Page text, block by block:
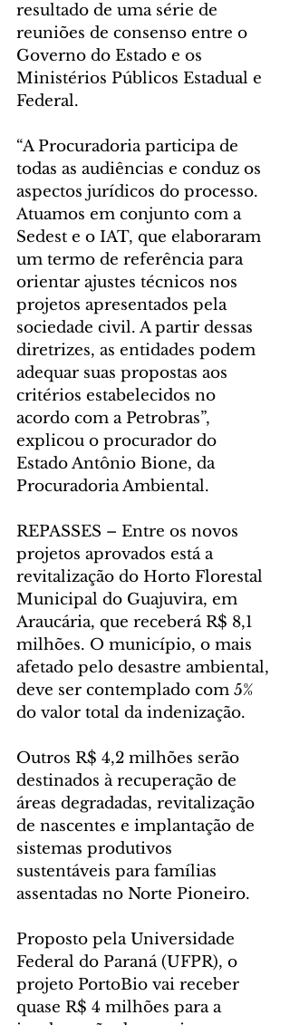
resultado de uma série de
reuniões de consenso entre o
Governo do Estado e os
Ministérios Públicos Estadual e
Federal.
“A Procuradoria participa de
todas as audiências e conduz os
aspectos jurídicos do processo.
Atuamos em conjunto com a
Sedest e o IAT, que elaboraram
um termo de referência para
orientar ajustes técnicos nos
projetos apresentados pela
sociedade civil. A partir dessas
diretrizes, as entidades podem
adequar suas propostas aos
critérios estabelecidos no
acordo com a Petrobras”,
explicou o procurador do
Estado Antônio Bione, da
Procuradoria Ambiental.
REPASSES – Entre os novos
projetos aprovados está a
revitalização do Horto Florestal
Municipal do Guajuvira, em
Araucária, que receberá R$ 8,1
milhões. O município, o mais
afetado pelo desastre ambiental,
deve ser contemplado com 5%
do valor total da indenização.
Outros R$ 4,2 milhões serão
destinados à recuperação de
áreas degradadas, revitalização
de nascentes e implantação de
sistemas produtivos
sustentáveis para famílias
assentadas no Norte Pioneiro.
Proposto pela Universidade
Federal do Paraná (UFPR), o
projeto PortoBio vai receber
quase R$ 4 milhões para a